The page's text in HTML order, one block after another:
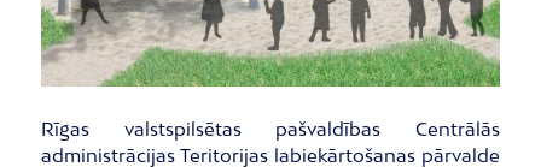
Rīgas valstspilsētas pašvaldības Centrālās
administrācijas Teritorijas labiekārtošanas pārvalde